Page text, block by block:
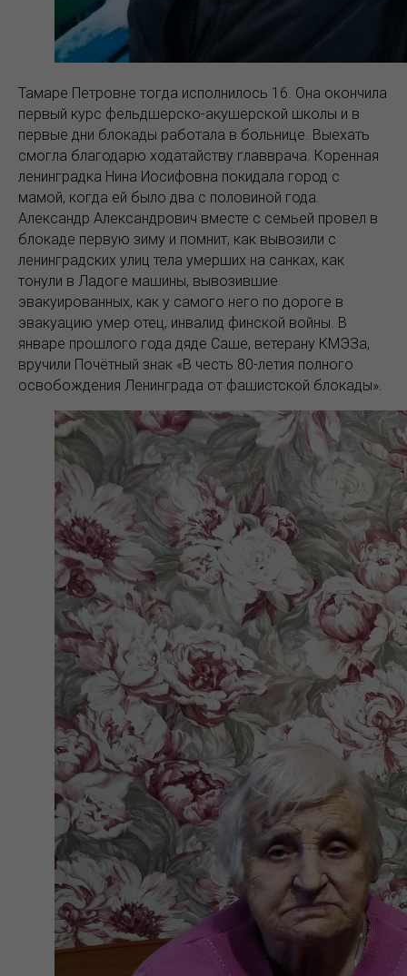
Тамаре Петровне тогда исполнилось 16. Она окончила
первый курс фельдшерско-акушерской школы и в
первые дни блокады работала в больнице. Выехать
смогла благодарю ходатайству главврача. Коренная
ленинградка Нина Иосифовна покидала город с
мамой, когда ей было два с половиной года.
Александр Александрович вместе с семьей провел в
блокаде первую зиму и помнит, как вывозили с
ленинградских улиц тела умерших на санках, как
тонули в Ладоге машины, вывозившие
эвакуированных, как у самого него по дороге в
эвакуацию умер отец, инвалид финской войны. В
январе прошлого года дяде Саше, ветерану КМЭЗа,
вручили Почётный знак «В честь 80-летия полного
освобождения Ленинграда от фашистской блокады».